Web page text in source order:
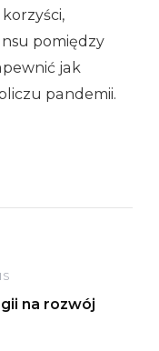
pomiędzy
jak
pandemii.
na rozwój